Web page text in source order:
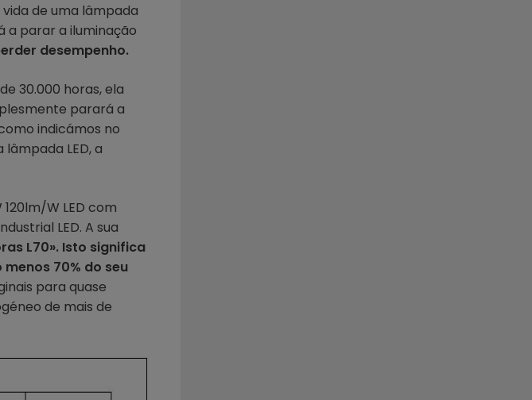
de uma lâmpada
a parar a iluminação
desempenho.
30.000 horas, ela
parará a
indicámos no
LED, a
W LED com
LED. A sua
L70». Isto significa
70% do seu
para quase
de mais de